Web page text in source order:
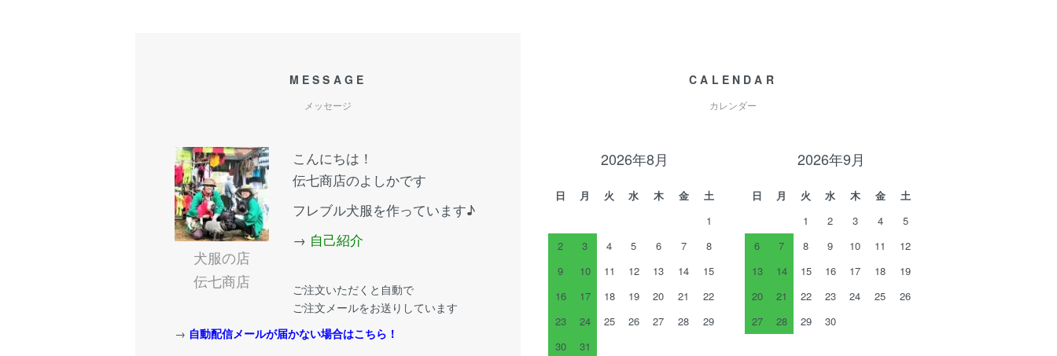
MESSAGE
メッセージ
犬服の店
伝七商店
こんにちは！
伝七商店のよしかです
フレブル犬服を作っています♪
→ 自己紹介
ご注文いただくと自動で
ご注文メールをお送りしています
→ 自動配信メールが届かない場合はこちら！
CALENDAR
カレンダー
2026年8月
日 月 火 水 木 金
土
1
2
3 4 5 6 7
8
9
10 11 12 13 14
15
16
17 18 19 20 21
22
23
24 25 26 27 28
29
30
31
2026年9月
日 月 火 水 木 金
土
1
2 3 4
5
6
7 8 9 10 11
12
13
14 15 16 17 18
19
20
21 22 23 24 25
26
27
28 29 30